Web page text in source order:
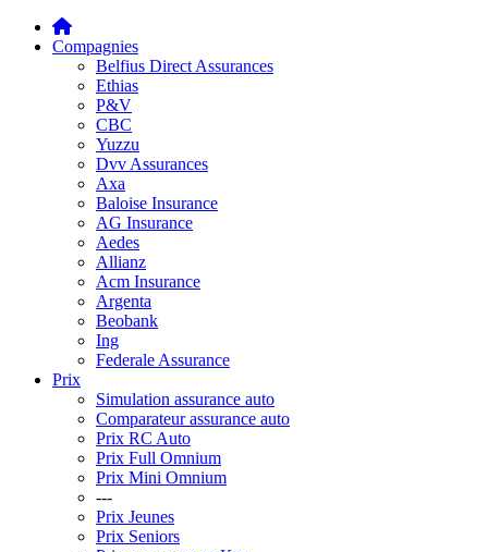
Compagnies
Belfius Direct Assurances
Ethias
P&V
CBC
Yuzzu
Dvv Assurances
Axa
Baloise Insurance
AG Insurance
Aedes
Allianz
Acm Insurance
Argenta
Beobank
Ing
Federale Assurance
Prix
Simulation assurance auto
Comparateur assurance auto
Prix RC Auto
Prix Full Omnium
Prix Mini Omnium
---
Prix Jeunes
Prix Seniors